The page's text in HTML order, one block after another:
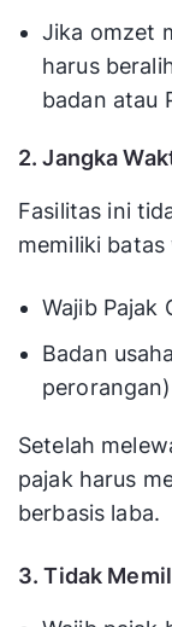
Jika omzet
harus
badan atau
2. Jangka
Fasilitas ini
memiliki batas
Wajib Pajak
Badan
Setelah
pajak harus
berbasis laba.
3. Tidak